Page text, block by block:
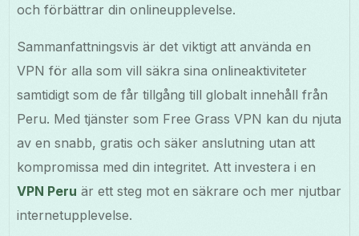
och förbättrar din onlineupplevelse.
Sammanfattningsvis är det viktigt att använda en
VPN för alla som vill säkra sina onlineaktiviteter
samtidigt som de får tillgång till globalt innehåll från
Peru. Med tjänster som Free Grass VPN kan du njuta
av en snabb, gratis och säker anslutning utan att
kompromissa med din integritet. Att investera i en
VPN Peru är ett steg mot en säkrare och mer njutbar
internetupplevelse.